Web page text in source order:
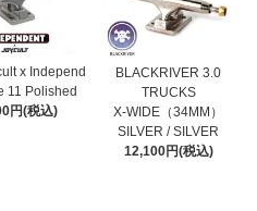
x Independ
11 Polished
円(税込)
BLACKRIVER 3.0
TRUCKS
X-WIDE（34MM）
SILVER / SILVER
12,100円(税込)